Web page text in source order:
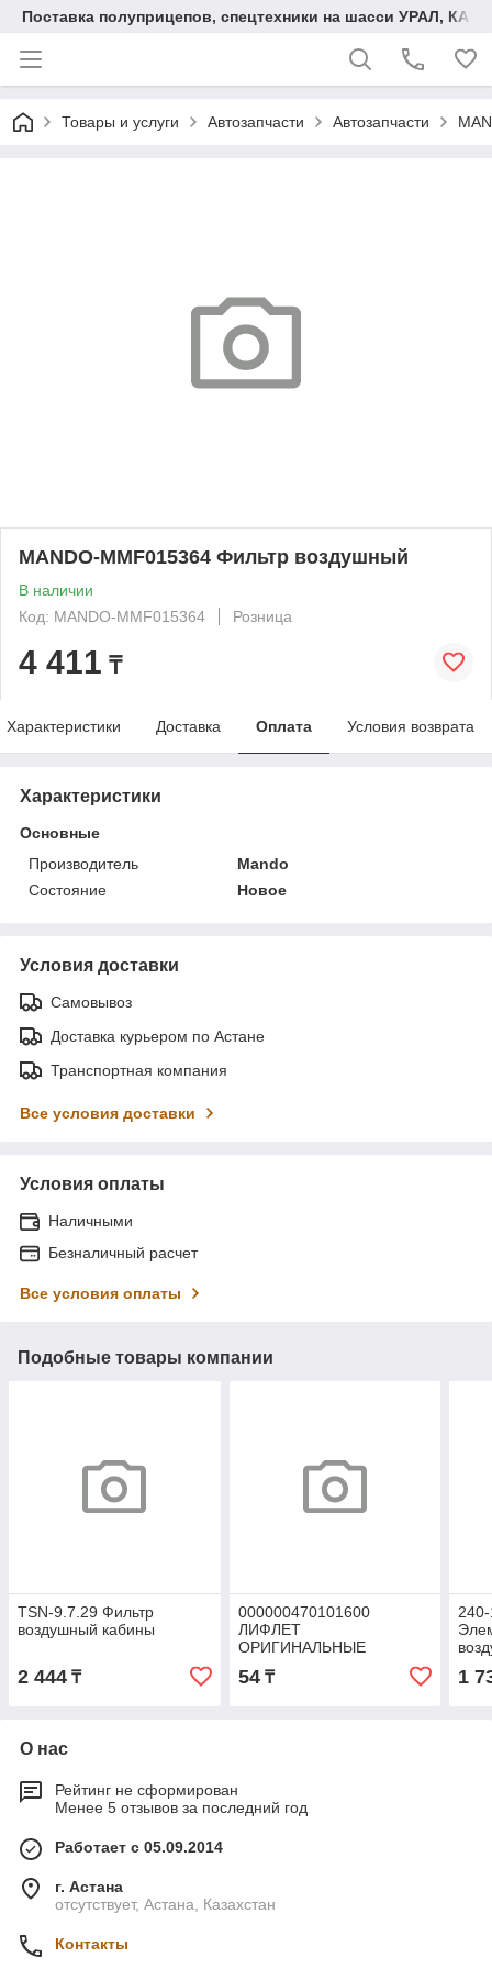
Поставка полуприцепов, спецтехники на шасси УРАЛ,
Товары и услуги Автозапчасти Автозапчасти
MANDO-MMF015364 Фильтр воздушный
В наличии
Код: MANDO-MMF015364
Розница
4 411 ₸
Характеристики Доставка Оплата Условия возврата
Характеристики
Основные
Производитель
Mando
Состояние
Новое
Условия доставки
Самовывоз
Доставка курьером по Астане
Транспортная компания
Все условия доставки
Условия оплаты
Наличными
Безналичный расчет
Все условия оплаты
Подобные товары компании
TSN-9.7.29 Фильтр
воздушный кабины
2 444 ₸
000000470101600
ЛИФЛЕТ
ОРИГИНАЛЬНЫЕ
ФИЛЬТРЫ ВОЗДУШНЫЕ
УАЗ
54₸ 1
О нас
Рейтинг не сформирован
Менее 5 отзывов за последний год
Работает с 05.09.2014
г. Астана
отсутствует, Астана, Казахстан
Контакты